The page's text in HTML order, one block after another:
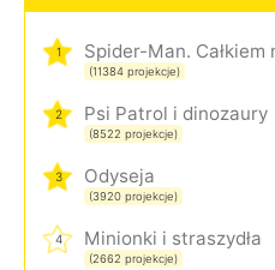
1
(11384 projekcje)
2 Psi Patrol i dinozaury
(8522 projekcje)
3 Odyseja
(3920 projekcje)
4 Minionki i straszydła
(2662 projekcje)